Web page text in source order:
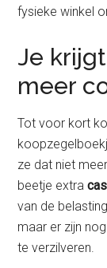
fysieke winkel
Je
meer
Tot voor kort
ze dat niet
beetje extra
van de
maar er zijn
te verzilveren.